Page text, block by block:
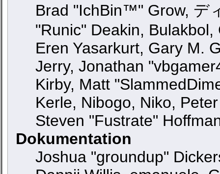
Brad "IchBin™" Grow, デ
"Runic" Deakin,
Eren Yasarkurt, Gary M.
Jerry, Jonathan
Kirby, Matt
Kerle, Nibogo, Niko,
Steven "Fustrate"
Dokumentation
Joshua "groundup"